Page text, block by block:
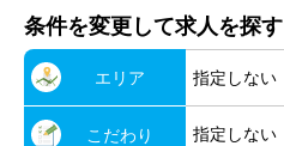
条件を変更して求人を探す
エリア 指定しない
こだわり 指定しない